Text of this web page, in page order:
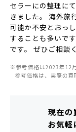
セラーにの整理に
きました。 海外旅
可能か不安とおっ
することも多いで
です。 ぜひご相談
※参考価格は2023年12
参考価格は、実際の買
現在の
お気軽